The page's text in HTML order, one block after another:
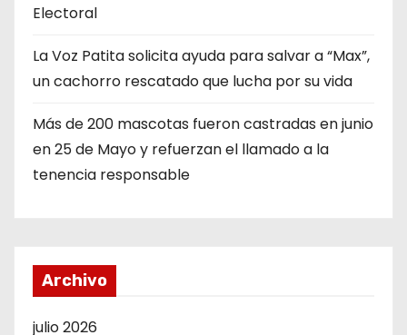
Electoral
La Voz Patita solicita ayuda para salvar a “Max”,
un cachorro rescatado que lucha por su vida
Más de 200 mascotas fueron castradas en junio
en 25 de Mayo y refuerzan el llamado a la
tenencia responsable
Archivo
julio 2026